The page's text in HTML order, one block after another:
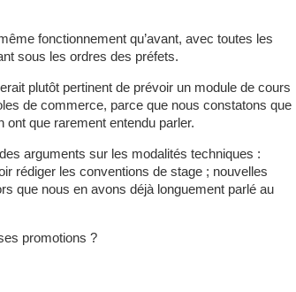
fonctionnement qu’avant, avec toutes les
sous les ordres des préfets.
plutôt pertinent de prévoir un module de cours
de commerce, parce que nous constatons que
ont que rarement entendu parler.
arguments sur les modalités techniques :
rédiger les conventions de stage ; nouvelles
que nous en avons déjà longuement parlé au
promotions ?